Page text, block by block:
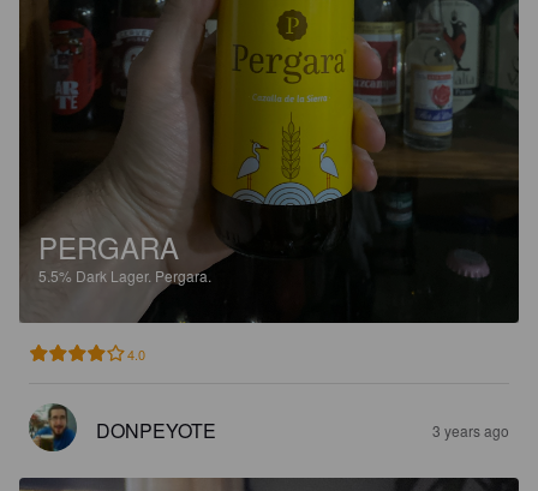
PERGARA
5.5% Dark Lager. Pergara.
4.0
DONPEYOTE 3 years ago